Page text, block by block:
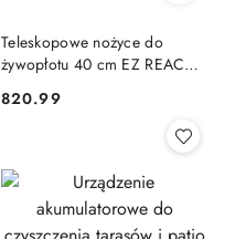
Teleskopowe nożyce do
żywopłotu 40 cm EZ REACH
RYOBI
Cena:
820.99